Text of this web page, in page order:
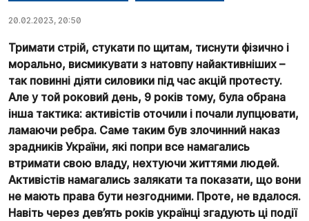
20.02.2023, 20:50
Тримати стрій, стукати по щитам, тиснути фізично і
морально, висмикувати з натовпу найактивніших –
так повинні діяти силовики під час акцій протесту.
Але у той роковий день, 9 років тому, була обрана
інша тактика: активістів оточили і почали лупцювати,
ламаючи ребра. Саме таким був злочинний наказ
зрадників України, які попри все намагались
втримати свою владу, нехтуючи життями людей.
Активістів намагались залякати та показати, що вони
не мають права бути незгодними. Проте, не вдалося.
Навіть через дев’ять років українці згадують ці події